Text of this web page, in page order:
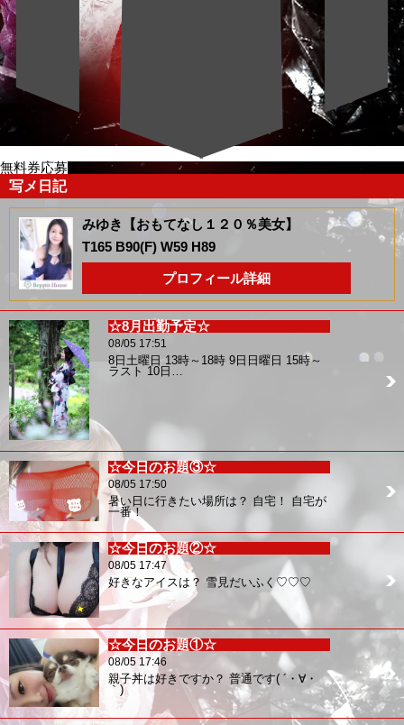
無料券応募
写メ日記
みゆき【おもてなし１２０％美女】
T165 B90(F) W59 H89
プロフィール詳細
☆8月出勤予定☆
08/05 17:51
8日土曜日 13時～18時 9日日曜日 15時～
ラスト 10日…
☆今日のお題③☆
08/05 17:50
暑い日に行きたい場所は？ 自宅！ 自宅が
一番！
☆今日のお題②☆
08/05 17:47
好きなアイスは？ 雪見だいふく♡♡♡
☆今日のお題①☆
08/05 17:46
親子丼は好きですか？ 普通です( ´・∀・
｀)